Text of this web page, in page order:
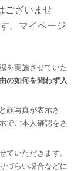
ございませ
。マイページ
を実施させていた
の如何を問わず入
顔写真が表示さ
でご本人確認をさ
ていただきます。
づらい場合などに